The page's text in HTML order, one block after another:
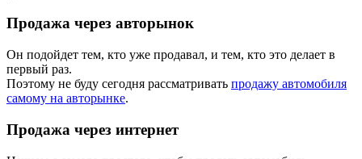
Продажа через авторынок
Он подойдет тем, кто уже продавал, и тем, кто это делает в
первый раз.
Поэтому не буду сегодня рассматривать продажу автомобиля
самому на авторынке.
Продажа через интернет